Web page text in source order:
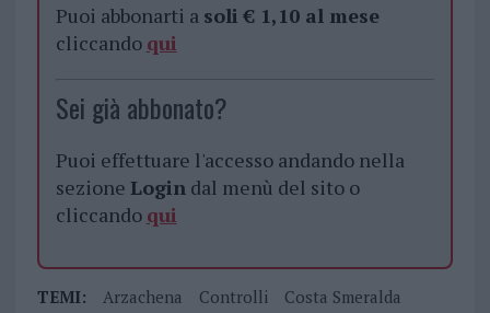
Puoi abbonarti a soli € 1,10 al mese
cliccando qui
Sei già abbonato?
Puoi effettuare l'accesso andando nella
sezione Logindal menù del sito o
cliccando qui
TEMI: Arzachena Controlli
Costa Smeralda